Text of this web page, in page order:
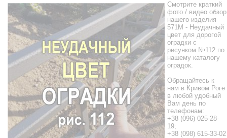
Смотрите краткий
фото / видео обзор
нашего изделия
571M - Неудачный
цвет для дорогой
оградки с
рисунком №112 по
нашему каталогу
оградок.
Обращайтесь к
нам в Кривом Роге
в любой удобный
Вам день по
телефонам:
+38 (096) 025-28-
19;
+38 (098) 615-33-02